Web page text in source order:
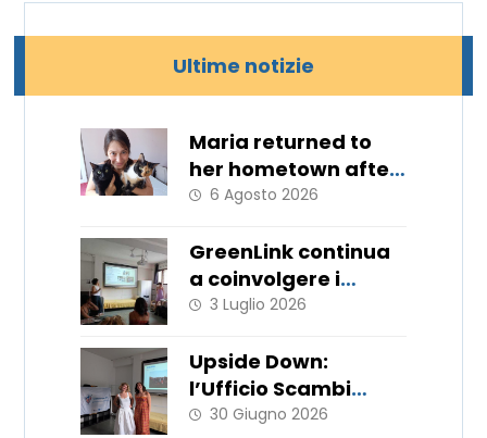
Ultime notizie
Maria returned to
her hometown after
11 months
6 Agosto 2026
GreenLink continua
a coinvolgere i
giovani!
3 Luglio 2026
Upside Down:
l’Ufficio Scambi
Europei porta in
30 Giugno 2026